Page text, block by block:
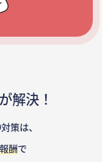
解決！
策は、
酬で